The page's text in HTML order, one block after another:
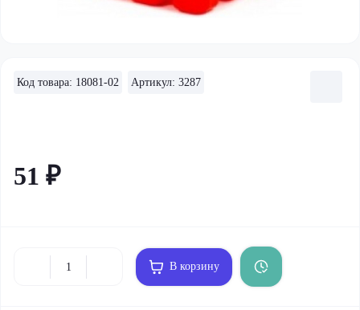
Код товара: 18081-02 Артикул: 3287
51 ₽
В корзину